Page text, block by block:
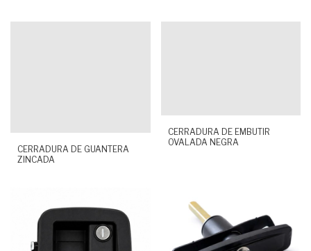
CERRADURA DE GUANTERA
ZINCADA
CERRADURA DE EMBUTIR
OVALADA NEGRA